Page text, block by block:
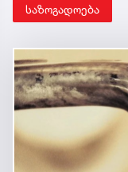
საზოგადოება